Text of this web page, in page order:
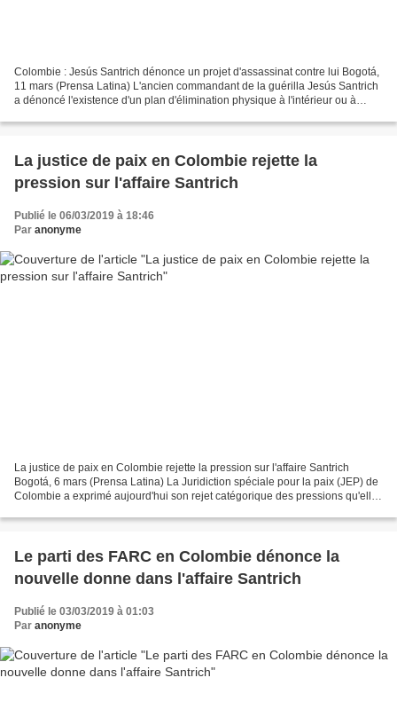
Colombie : Jesús Santrich dénonce un projet d'assassinat contre lui Bogotá,
11 mars (Prensa Latina) L'ancien commandant de la guérilla Jesús Santrich
a dénoncé l'existence d'un plan d'élimination physique à l'intérieur ou à
La justice de paix en Colombie rejette la
pression sur l'affaire Santrich
Publié le 06/03/2019 à 18:46
Par anonyme
La justice de paix en Colombie rejette la pression sur l'affaire Santrich
Bogotá, 6 mars (Prensa Latina) La Juridiction spéciale pour la paix (JEP) de
Colombie a exprimé aujourd'hui son rejet catégorique des pressions qu'elle
Le parti des FARC en Colombie dénonce la
nouvelle donne dans l'affaire Santrich
Publié le 03/03/2019 à 01:03
Par anonyme